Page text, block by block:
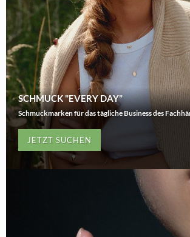
SCHMUCK "EVERY DAY"
Schmuckmarken für das tägliche Business des
JETZT SUCHEN